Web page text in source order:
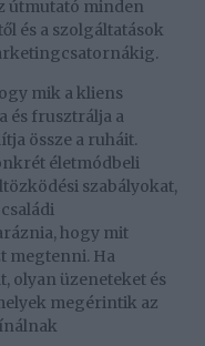
útmutató minden
és a szolgáltatások
mik a kliens
és frusztrálja a
össze a ruháit.
életmódbeli
szabályokat,
hogy mit
megtenni. Ha
olyan üzeneteket és
megérintik az